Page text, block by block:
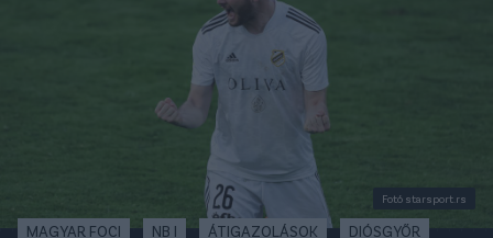
Fotó starsport.rs
MAGYAR FOCI NB I ÁTIGAZOLÁSOK DIÓSGYŐR